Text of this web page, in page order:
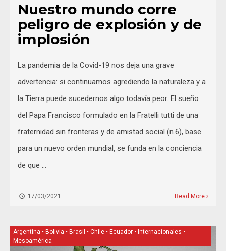
Nuestro mundo corre
peligro de explosión y de
implosión
La pandemia de la Covid-19 nos deja una grave
advertencia: si continuamos agrediendo la naturaleza y a
la Tierra puede sucedernos algo todavía peor. El sueño
del Papa Francisco formulado en la Fratelli tutti de una
fraternidad sin fronteras y de amistad social (n.6), base
para un nuevo orden mundial, se funda en la conciencia
de que …
17/03/2021 Read More
Argentina • Bolivia • Brasil • Chile • Ecuador • Internacionales •
Mesoamérica